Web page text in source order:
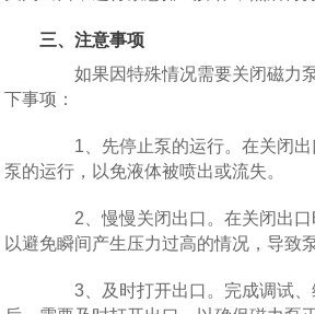
三、注意事项
如果因特殊情况需要关闭磁力
下事项：
1、先停止泵的运行。在关闭出
泵的运行，以免液体被喷出或流失。
2、慢慢关闭出口。在关闭出口
以避免瞬间产生压力过高的情况，导致
3、及时打开出口。完成调试、